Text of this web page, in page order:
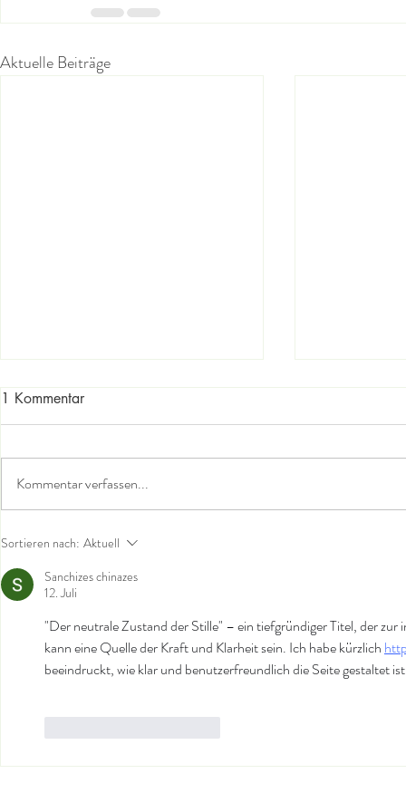
Aktuelle Beiträge
Die Welt in der du bist - der
1 Kommentar
Kommentar verfassen...
Sortieren nach: Aktuell
Sanchizes chinazes
12. Juli
"Der neutrale Zustand der Stille" – ein tiefgründiger Titel, der
kann eine Quelle der Kraft und Klarheit sein. Ich habe kürzlich
beeindruckt, wie klar und benutzerfreundlich die Seite gestaltet